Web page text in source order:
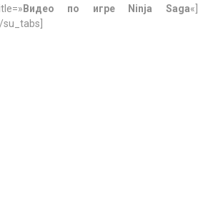
Видео по игре Ninja Saga«]